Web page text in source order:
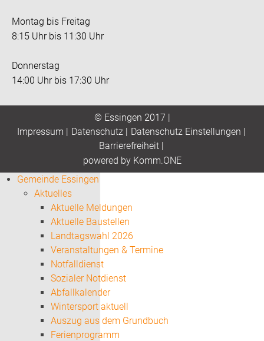
Montag bis Freitag
8:15 Uhr bis 11:30 Uhr
Donnerstag
14:00 Uhr bis 17:30 Uhr
© Essingen 2017 |
Impressum | Datenschutz| Datenschutz Einstellungen |
Barrierefreiheit|
powered by Komm.ONE
Gemeinde Essingen
Aktuelles
Aktuelle Meldungen
Aktuelle Baustellen
Landtagswahl 2026
Veranstaltungen & Termine
Notfalldienst
Sozialer Notdienst
Abfallkalender
Wintersport aktuell
Auszug aus dem Grundbuch
Ferienprogramm